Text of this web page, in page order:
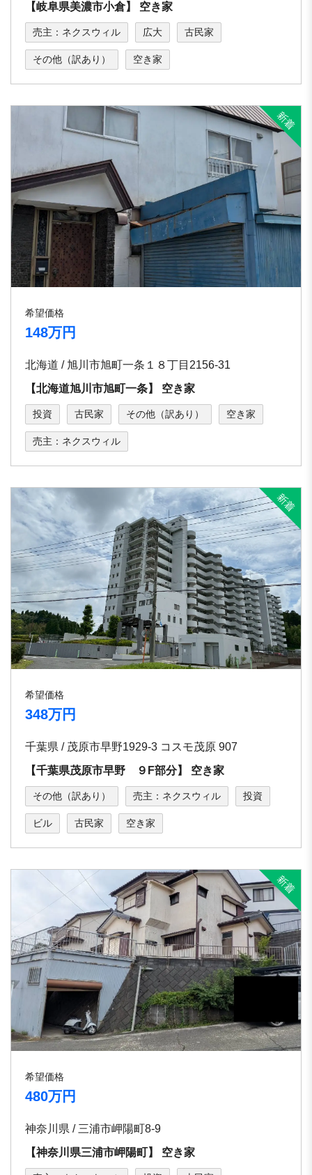
【岐⾩県美濃市⼩倉】 空き家
売主：ネクスウィル 広大 古民家
その他（訳あり） 空き家
希望価格
148万円
北海道 / 旭川市旭町⼀条１８丁⽬2156-31
【北海道旭川市旭町⼀条】 空き家
投資 古民家 その他（訳あり） 空き家
売主：ネクスウィル
希望価格
348万円
千葉県 / 茂原市早野1929-3 コスモ茂原 907
【千葉県茂原市早野 ９F部分】 空き家
その他（訳あり） 売主：ネクスウィル 投資
ビル 古民家 空き家
希望価格
480万円
神奈川県 / 三浦市岬陽町8-9
【神奈川県三浦市岬陽町】 空き家